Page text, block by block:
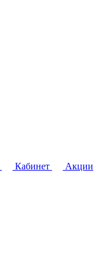
Кабинет
Акции